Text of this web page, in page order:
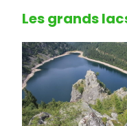
Les grands